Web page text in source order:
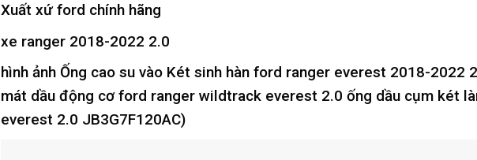
Xuất xứ ford chính hãng
xe ranger 2018-2022 2.0
hình ảnh Ống cao su vào Két sinh hàn ford ranger everest 2018-2022
mát dầu động cơ ford ranger wildtrack everest 2.0 ống dầu cụm két
everest 2.0 JB3G7F120AC)